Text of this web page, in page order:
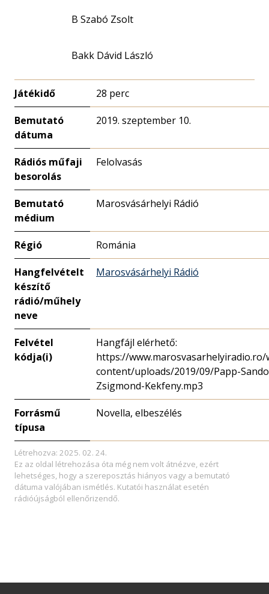
B Szabó Zsolt
Bakk Dávid László
Játékidő 28 perc
Bemutató
dátuma
2019. szeptember 10.
Rádiós műfaji
besorolás
Felolvasás
Bemutató
médium
Marosvásárhelyi Rádió
Régió Románia
Hangfelvételt
készítő
rádió/műhely
neve
Marosvásárhelyi Rádió
Felvétel
kódja(i)
Hangfájl elérhető:
https://www.marosvasarhelyiradio.ro/
content/uploads/2019/09/Papp-
Zsigmond-Kekfeny.mp3
Forrásmű
típusa
Novella, elbeszélés
Létrehozva: 2025. 02. 24.
Ez az oldal létrehozása óta még nem volt átnézve, ezért
lehetséges, hogy a szereposztás hiányos vagy a bemutató
dátuma valójában ismétlés. Kutatói használat esetén
rádióújságból ellenőrizendő.